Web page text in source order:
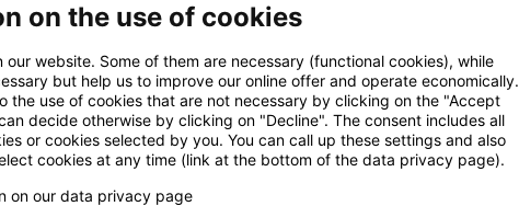
on the use of cookies
our website. Some of them are necessary (functional cookies), while
but help us to improve our online offer and operate economically.
the use of cookies that are not necessary by clicking on the "Accept
decide otherwise by clicking on "Decline". The consent includes all
or cookies selected by you. You can call up these settings and also
cookies at any time (link at the bottom of the data privacy page).
on our data privacy page